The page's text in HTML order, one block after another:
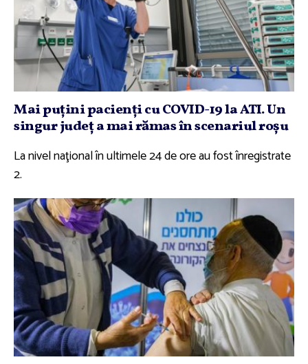
Mai puţini pacienţi cu COVID-19 la ATI. Un
singur judeţ a mai rămas în scenariul roşu
La nivel naţional în ultimele 24 de ore au fost înregistrate
2.